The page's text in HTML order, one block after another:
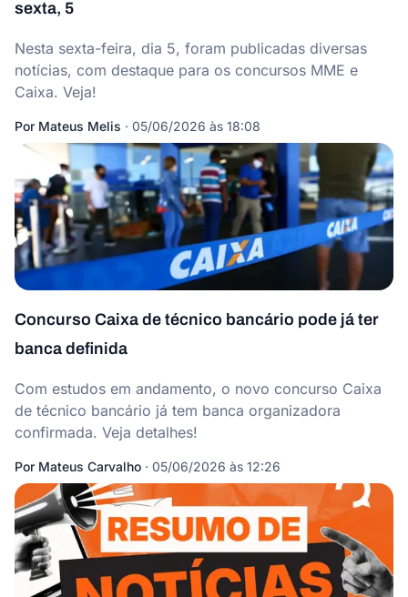
sexta, 5
Nesta sexta-feira, dia 5, foram publicadas diversas
notícias, com destaque para os concursos MME e
Caixa. Veja!
Por Mateus Melis · 05/06/2026 às 18:08
Concurso Caixa de técnico bancário pode já ter
banca definida
Com estudos em andamento, o novo concurso Caixa
de técnico bancário já tem banca organizadora
confirmada. Veja detalhes!
Por Mateus Carvalho · 05/06/2026 às 12:26